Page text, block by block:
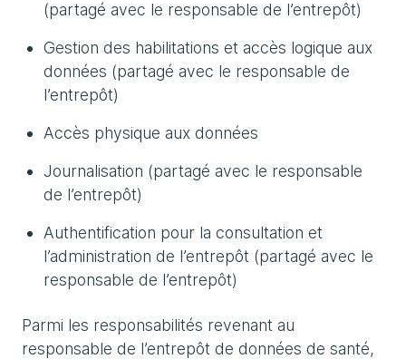
(partagé avec le responsable de l’entrepôt)
Gestion des habilitations et accès logique aux
données (partagé avec le responsable de
l’entrepôt)
Accès physique aux données
Journalisation (partagé avec le responsable
de l’entrepôt)
Authentification pour la consultation et
l’administration de l’entrepôt (partagé avec le
responsable de l’entrepôt)
Parmi les responsabilités revenant au
responsable de l’entrepôt de données de santé,